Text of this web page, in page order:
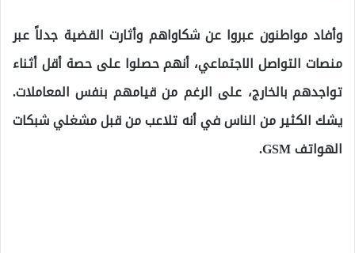
وأفاد مواطنون عبروا عن شكاواهم وأثارت القضية جدلاً عبر
منصات التواصل الاجتماعي، أنهم حصلوا على حصة أقل أثناء
تواجدهم بالخارج، على الرغم من قيامهم بنفس المعاملات.
يشك الكثير من الناس في أنه تلاعب من قبل مشغلي شبكات
الهواتف GSM.